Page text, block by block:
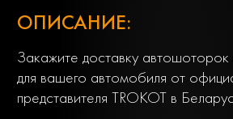
ОПИСАНИЕ:
Закажите доставку
для вашего автомобиля от
представителя TROKOT в